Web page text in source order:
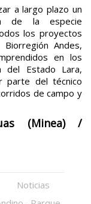
a largo plazo un
de la especie
los proyectos
Andes,
en los
del Estado Lara,
parte del técnico
de campo y
(Minea) /
Noticias